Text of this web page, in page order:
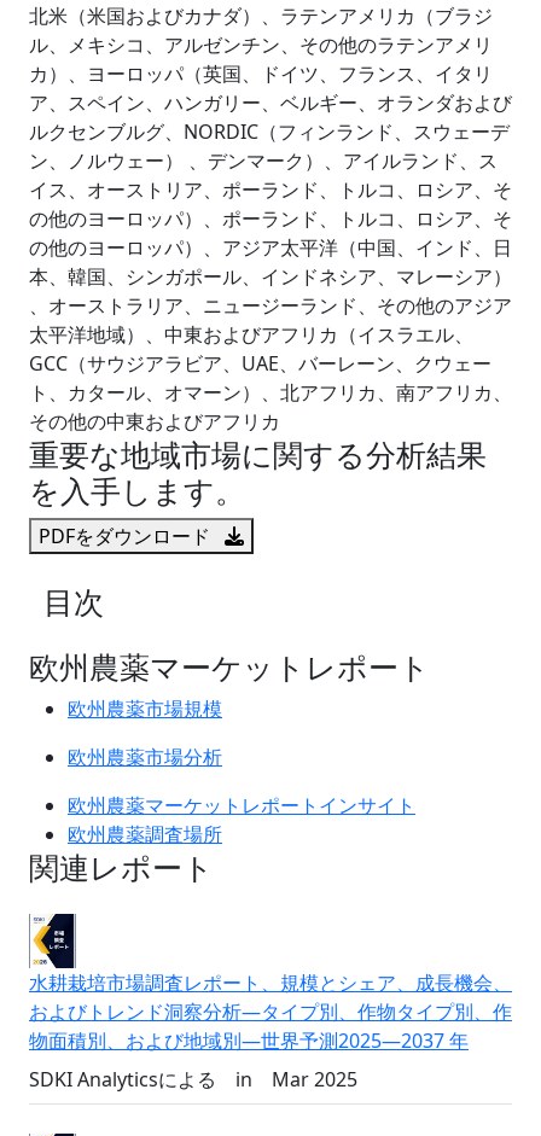
北米（米国およびカナダ）、ラテンアメリカ（ブラジ
ル、メキシコ、アルゼンチン、その他のラテンアメリ
カ）、ヨーロッパ（英国、ドイツ、フランス、イタリ
ア、スペイン、ハンガリー、ベルギー、オランダおよび
ルクセンブルグ、NORDIC（フィンランド、スウェーデ
ン、ノルウェー） 、デンマーク）、アイルランド、ス
イス、オーストリア、ポーランド、トルコ、ロシア、そ
の他のヨーロッパ）、ポーランド、トルコ、ロシア、そ
の他のヨーロッパ）、アジア太平洋（中国、インド、日
本、韓国、シンガポール、インドネシア、マレーシア）
、オーストラリア、ニュージーランド、その他のアジア
太平洋地域）、中東およびアフリカ（イスラエル、
GCC（サウジアラビア、UAE、バーレーン、クウェー
ト、カタール、オマーン）、北アフリカ、南アフリカ、
その他の中東およびアフリカ
重要な地域市場に関する分析結果
を入手します。
PDFをダウンロード
目次
欧州農薬マーケットレポート
欧州農薬市場規模
欧州農薬市場分析
欧州農薬マーケットレポートインサイト
欧州農薬調査場所
関連レポート
水耕栽培市場調査レポート、規模とシェア、成長機会、
およびトレンド洞察分析―タイプ別、作物タイプ別、作
物面積別、および地域別―世界予測2025―2037 年
SDKI Analyticsによる
in Mar 2025